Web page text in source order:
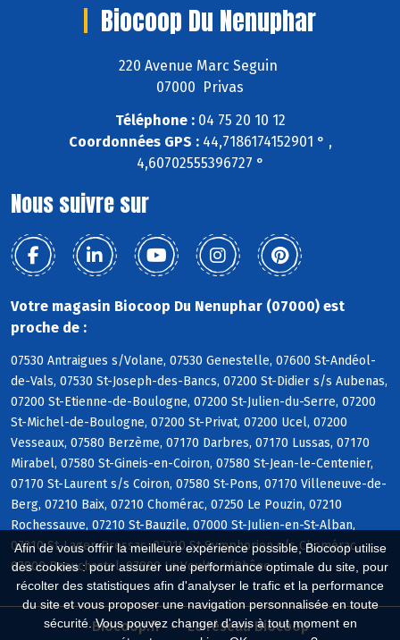
Afin de vous offrir la meilleure expérience possible, Biocoop utilise
des cookies : pour assurer une performance optimale du site, pour
récolter des statistiques afin d'analyser le trafic et la performance
du site et vous proposer une navigation personnalisée en toute
sécurité. Vous pouvez changer d'avis à tout moment en
Biocoop Du Nenuphar
220 Avenue Marc Seguin
07000 Privas
Téléphone :04 75 20 10 12
Coordonnées GPS :44,7186174152901 ° ,
4,60702555396727 °
Nous suivre sur
Votre magasin Biocoop Du Nenuphar (07000) est
proche de :
07530 Antraigues s/Volane, 07530 Genestelle, 07600 St-Andéol-
de-Vals, 07530 St-Joseph-des-Bancs, 07200 St-Didier s/s Aubenas,
07200 St-Etienne-de-Boulogne, 07200 St-Julien-du-Serre, 07200
St-Michel-de-Boulogne, 07200 St-Privat, 07200 Ucel, 07200
Vesseaux, 07580 Berzème, 07170 Darbres, 07170 Lussas, 07170
Mirabel, 07580 St-Gineis-en-Coiron, 07580 St-Jean-le-Centenier,
07170 St-Laurent s/s Coiron, 07580 St-Pons, 07170 Villeneuve-de-
Berg, 07210 Baix, 07210 Chomérac, 07250 Le Pouzin, 07210
Rochessauve, 07210 St-Bauzile, 07000 St-Julien-en-St-Alban,
07210 St-Lager-Bressac, 07210 St-Symphorien s/s Chomérac,
07800 Beauchastel, 07800 La Voulte s/Rhône
Biocoop.fr Le réseau Biocoop